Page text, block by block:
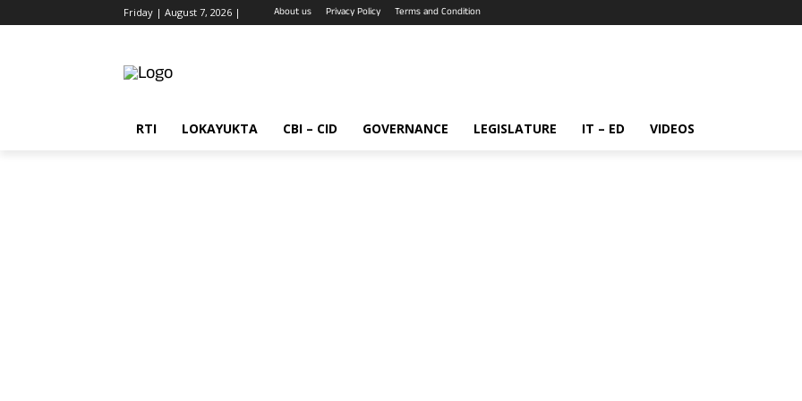
Friday | August 7, 2026 | About us Privacy Policy Terms and Condition
RTI LOKAYUKTA CBI – CID GOVERNANCE LEGISLATURE IT – ED VIDEOS